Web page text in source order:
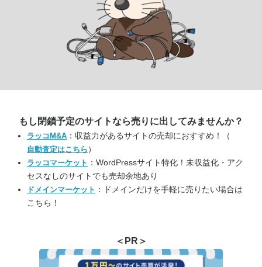
もし閉鎖予定のサイトなら売りに出してみませんか？
ラッコM&A ：収益力があるサイトの売却におすすめ！（
自動査定はこちら ）
ラッコマーケット ：WordPressサイト特化！未収益化・アク
セスなしのサイトでも売却余地あり
ドメインマーケット ：ドメインだけを手軽に売りたい場合は
こちら！
＜PR＞